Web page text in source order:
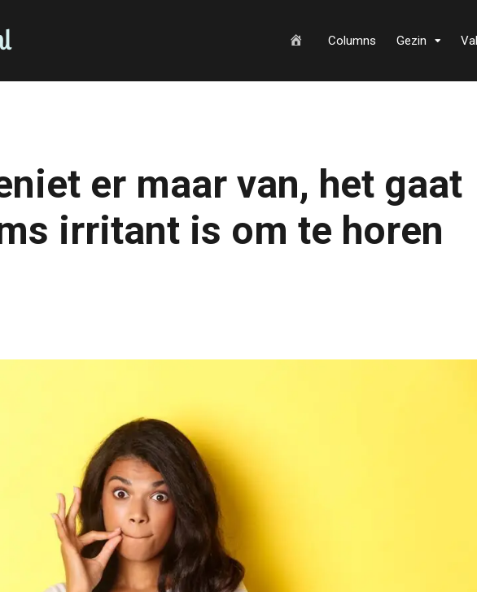
m
Columns Gezin
er maar van, het gaat
irritant is om te horen